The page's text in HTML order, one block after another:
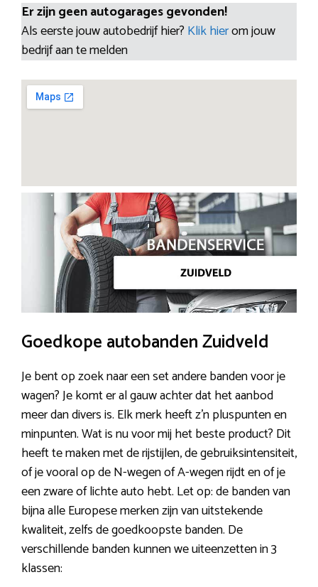
Er zijn geen autogarages gevonden!
Als eerste jouw autobedrijf hier? Klik hierom jouw
bedrijf aan te melden
Goedkope autobanden Zuidveld
Je bent op zoek naar een set andere banden voor je
wagen? Je komt er al gauw achter dat het aanbod
meer dan divers is. Elk merk heeft z’n pluspunten en
minpunten. Wat is nu voor mij het beste product? Dit
heeft te maken met de rijstijlen, de gebruiksintensiteit,
of je vooral op de N-wegen of A-wegen rijdt en of je
een zware of lichte auto hebt. Let op: de banden van
bijna alle Europese merken zijn van uitstekende
kwaliteit, zelfs de goedkoopste banden. De
verschillende banden kunnen we uiteenzetten in 3
klassen: